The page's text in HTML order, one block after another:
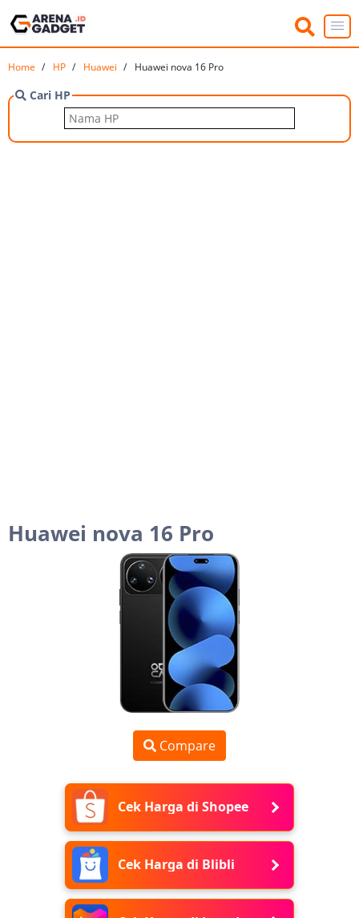
Home HP Huawei Huawei nova 16 Pro
Cari HP
Huawei nova 16 Pro
Compare
Cek Harga di Shopee
Cek Harga di Blibli